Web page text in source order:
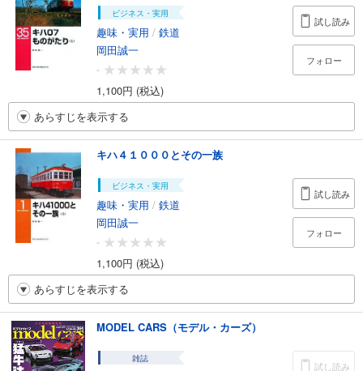
ビジネス・実用
趣味・実用 / 鉄道
岡田誠一
-
1,100円 (税込)
試し読み
フォロー
あらすじを表示する
キハ４１０００とその一族
ビジネス・実用
趣味・実用 / 鉄道
岡田誠一
-
1,100円 (税込)
試し読み
フォロー
あらすじを表示する
MODEL CARS（モデル・カーズ）
雑誌
試し読み